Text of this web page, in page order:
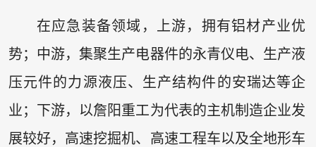
在应急装备领域，上游，拥有铝材产业优
势；中游，集聚生产电器件的永青仪电、生产液
压元件的力源液压、生产结构件的安瑞达等企
业；下游，以詹阳重工为代表的主机制造企业发
展较好，高速挖掘机、高速工程车以及全地形车